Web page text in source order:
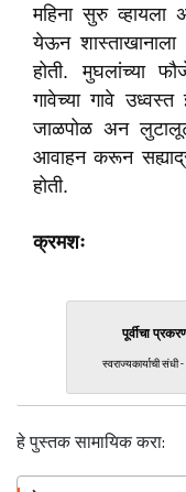
महिना सुरु व्हायला
येऊन
होती. मुघलांच्या
गावेच्या गावे
जाळपोळ अन
आवाहन करून
होती.
क्रमशः
पूर्वीचा
स्वराज्यकार्याची संधी
हे पुस्तक सामायिक करा: